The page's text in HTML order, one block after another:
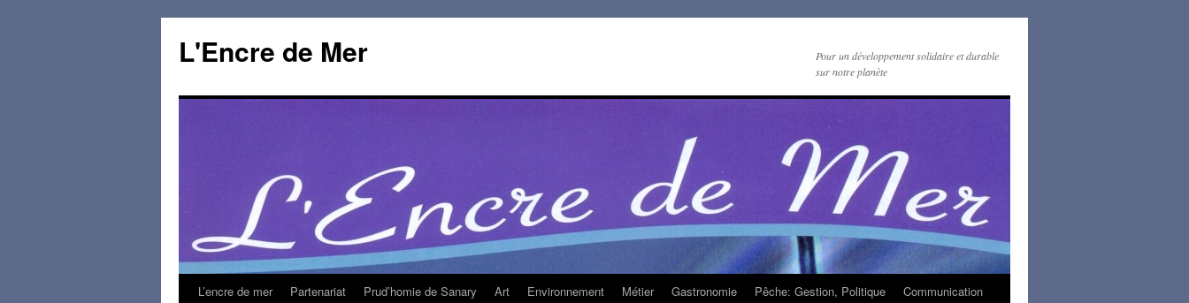
L'Encre de Mer
Pour un développement solidaire et durable
sur notre planète
L’encre de mer Partenariat Prud’homie de Sanary Art Environnement Métier Gastronomie Pêche: Gestion, Politique Communication